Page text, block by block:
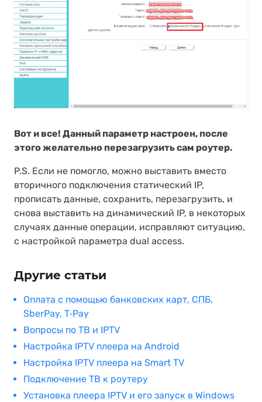
Вот и все! Данный параметр настроен, после
этого желательно перезагрузить сам роутер.
P.S. Если не помогло, можно выставить вместо
вторичного подключения статический IP,
прописать данные, сохранить, перезагрузить, и
снова выставить на динамический IP, в некоторых
случаях данные операции, исправляют ситуацию,
с настройкой параметра dual access.
Другие статьи
Оплата с помощью банковских карт, СПБ,
SberPay, T‑Pay
Вопросы по ТВ и IPTV
Настройка IPTV плеера на Android
Настройка IPTV плеера на Smart TV
Подключение ТВ к роутеру
Установка плеера IPTV и его запуск в Windows